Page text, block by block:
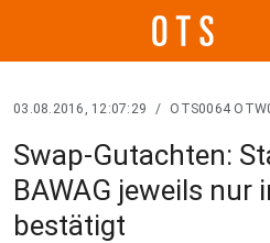
03.08.2016, 12:07:29 / OTS0064
Swap-Gutachten:
BAWAG jeweils nur
bestätigt